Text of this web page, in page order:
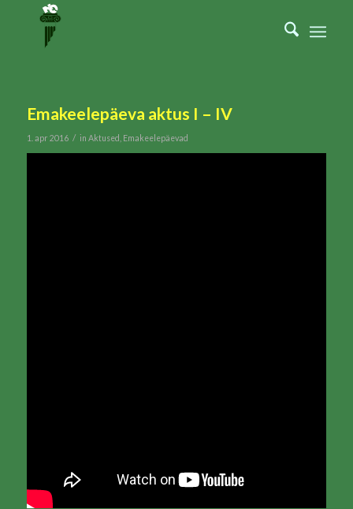
Emakeelepäeva aktus I – IV
1. apr 2016 / in Aktused Emakeelepäevad